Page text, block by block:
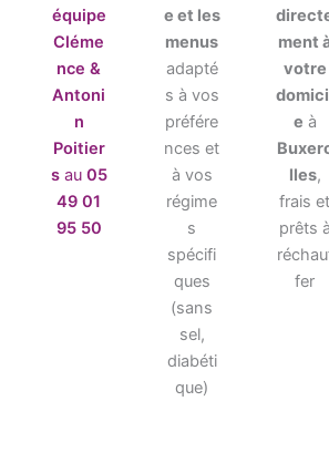
équipe
Cléme
nce &
Antoni
n
Poitier
s au 05
49 01
95 50
e et les
menus
adapté
s à vos
préfére
nces et
à vos
régime
s
spécifi
ques
(sans
sel,
diabéti
que)
ment
votre
e à
lles,
frais et
prêts à
fer